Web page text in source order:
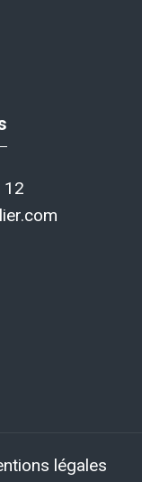
12
légales